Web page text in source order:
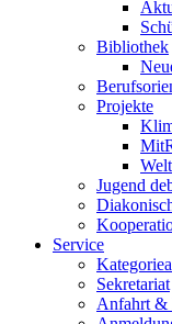
Bibliothek
Projekte
Jugend
Service
Sekretariat
Anfahrt &